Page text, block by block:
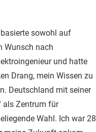
sowohl auf
Wunsch nach
und hatte
Drang, mein Wissen zu
Deutschland mit seiner
als Zentrum für
Wahl. Ich war 28